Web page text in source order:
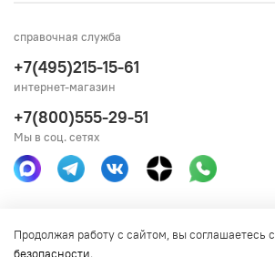
Получить консультацию
справочная служба
+7(495)215-15-61
интернет-магазин
+7(800)555-29-51
Мы в соц. сетях
Продолжая работу с сайтом, вы соглашаетесь с
безопасности.